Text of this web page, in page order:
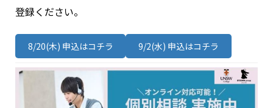
登録ください。
8/20(木) 申込はコチラ 9/2(水) 申込はコチラ